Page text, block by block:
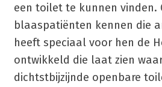
een toilet te kunnen vinden.
blaaspatiënten kennen die
heeft speciaal voor hen de
ontwikkeld die laat zien
dichtstbijzijnde openbare